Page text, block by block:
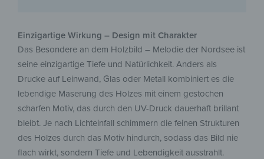
Einzigartige Wirkung – Design mit Charakter
Das Besondere an dem Holzbild – Melodie der Nordsee ist
seine einzigartige Tiefe und Natürlichkeit. Anders als
Drucke auf Leinwand, Glas oder Metall kombiniert es die
lebendige Maserung des Holzes mit einem gestochen
scharfen Motiv, das durch den UV-Druck dauerhaft brillant
bleibt. Je nach Lichteinfall schimmern die feinen Strukturen
des Holzes durch das Motiv hindurch, sodass das Bild nie
flach wirkt, sondern Tiefe und Lebendigkeit ausstrahlt.